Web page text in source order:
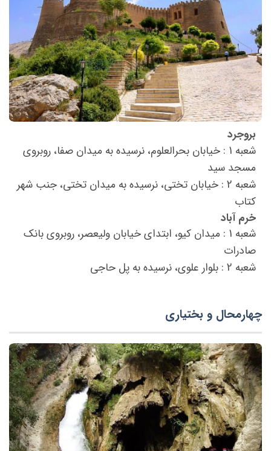
بروجرد
شعبه 1 : خیابان بحرالعلوم، نرسیده به میدان صفا، روبروی
مسجد سید
شعبه 2 : خیابان تختی، نرسیده به میدان تختی، جنب شهر
کتاب
خرم آباد
شعبه 1 : میدان کیو، ابتدای خیابان ولیعصر، روبروی بانک
صادرات
شعبه 2 : بلوار علوی، نرسیده به پل حاجی
چهارمحال و بختیاری